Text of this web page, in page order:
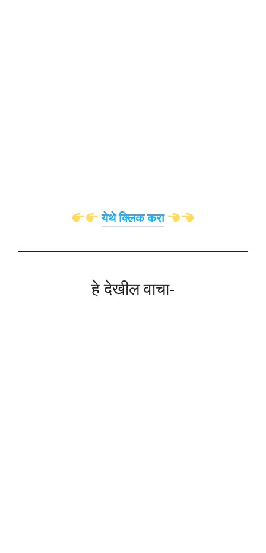
येथे क्लिक करा
हे देखील वाचा-